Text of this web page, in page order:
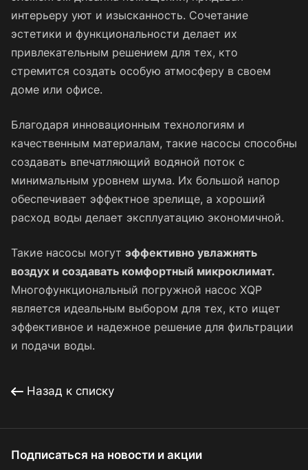
интерьеру уют и изысканность. Сочетание
эстетики и функциональности делает их
привлекательным решением для тех, кто
стремится создать особую атмосферу в своем
доме или офисе.
Благодаря инновационным технологиям и
качественным материалам, такие насосы способны
создавать впечатляющий водяной поток с
минимальным уровнем шума. Их большой напор
обеспечивает эффектное зрелище, а хороший
расход воды делает эксплуатацию экономичной.
Такие насосы могут эффективно увлажнять
воздух и создавать комфортный микроклимат.
Многофункциональный погружной насос XQP
является идеальным выбором для тех, кто ищет
эффективное и надежное решение для фильтрации
и подачи воды.
Назад к списку
Подписаться на новости и акции